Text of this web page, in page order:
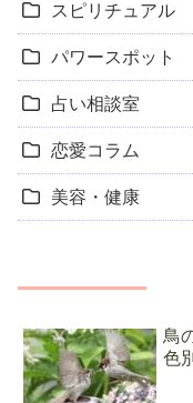
スピリチュアル
パワースポット
占い相談室
恋愛コラム
美容・健康
鳥
色